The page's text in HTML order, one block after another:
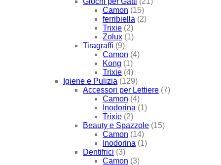
Camon (15)
ferribiella (2)
Trixie (2)
Zolux (1)
Tiragraffi (9)
Camon (4)
Kong (1)
Trixie (4)
Igiene e Pulizia (129)
Accessori per Lettiere (7)
Camon (4)
Inodorina (1)
Trixie (2)
Beauty e Spazzole (15)
Camon (14)
Inodorina (1)
Dentifrici (3)
Camon (3)